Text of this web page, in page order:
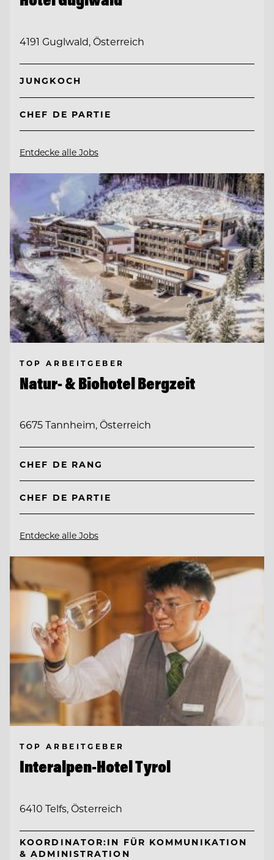
4191 Guglwald, Österreich
JUNGKOCH
CHEF DE PARTIE
Entdecke alle Jobs
TOP ARBEITGEBER
Natur- & Biohotel Bergzeit
6675 Tannheim, Österreich
CHEF DE RANG
CHEF DE PARTIE
Entdecke alle Jobs
TOP ARBEITGEBER
Interalpen-Hotel Tyrol
6410 Telfs, Österreich
KOORDINATOR:IN FÜR KOMMUNIKATION
& ADMINISTRATION